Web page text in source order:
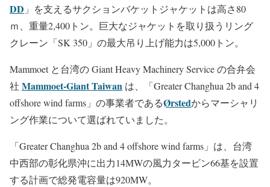
DD 」を支えるサクションバケットジャケットは高さ80
ｍ、重量2,400トン。巨大なジャケットを取り扱うリング
クレーン「SK 350」の最大吊り上げ能力は5,000トン。
Mammoet と台湾の Giant Heavy Machinery Service の合弁会
社 Mammoet-Giant Taiwan は、「Greater Changhua 2b and 4
offshore wind farms」の事業者であるØrstedからマーシャリ
ング作業について選ばれていました。
「Greater Changhua 2b and 4 offshore wind farms」は、台湾
中西部の彰化県沖に出力14MWの風力タービン66基を設置
する計画で総発電容量は920MW。